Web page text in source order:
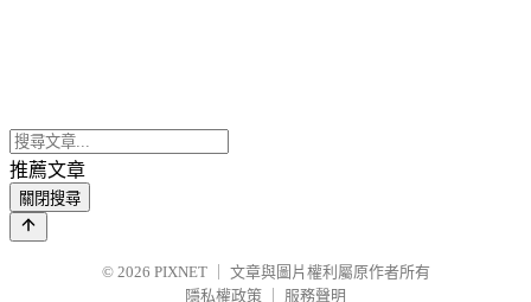
推薦文章
關閉搜尋
© 2026 PIXNET
文章與圖片權利屬原作者所有
隱私權政策
服務聲明